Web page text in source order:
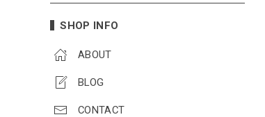
SHOP INFO
ABOUT
BLOG
CONTACT